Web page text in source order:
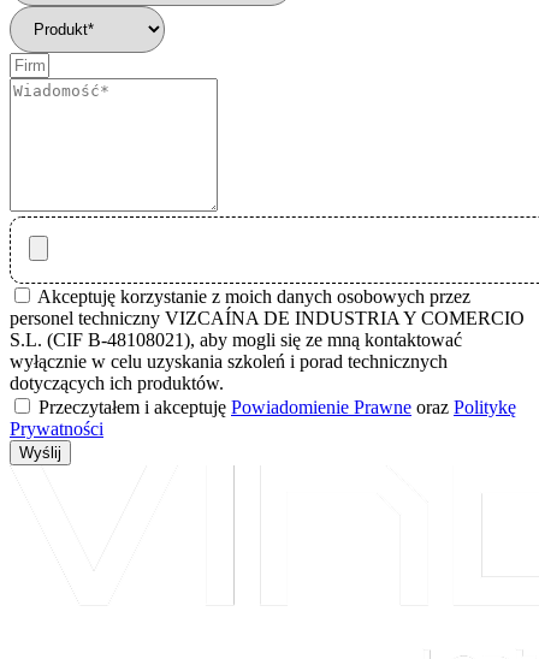
Akceptuję korzystanie z moich danych osobowych przez
personel techniczny VIZCAÍNA DE INDUSTRIA Y COMERCIO
S.L. (CIF B-48108021), aby mogli się ze mną kontaktować
wyłącznie w celu uzyskania szkoleń i porad technicznych
dotyczących ich produktów.
Przeczytałem i akceptuję Powiadomienie Prawne oraz Politykę
Prywatności
Wyślij